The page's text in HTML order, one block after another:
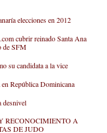
elecciones en 2012
cubrir reinado Santa Ana
de SFM
su candidata a la vice
República Dominicana
desnivel
RECONOCIMIENTO A
DE JUDO